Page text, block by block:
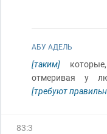
АБУ АДЕЛЬ
[таким]
отмеривая у
[требуют
83:3